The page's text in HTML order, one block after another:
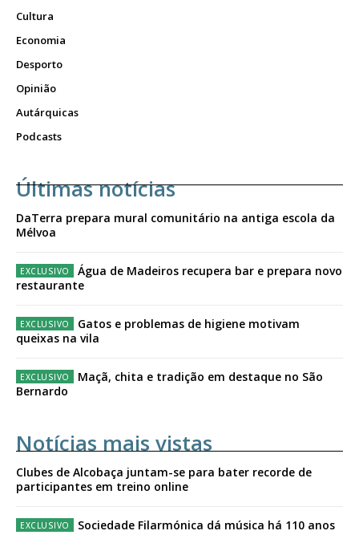
Cultura
Economia
Desporto
Opinião
Autárquicas
Podcasts
Últimas notícias
DaTerra prepara mural comunitário na antiga escola da
Mélvoa
Água de Madeiros recupera bar e prepara novo
restaurante
Gatos e problemas de higiene motivam
queixas na vila
Maçã, chita e tradição em destaque no São
Bernardo
Notícias mais vistas
Clubes de Alcobaça juntam-se para bater recorde de
participantes em treino online
Sociedade Filarmónica dá música há 110 anos